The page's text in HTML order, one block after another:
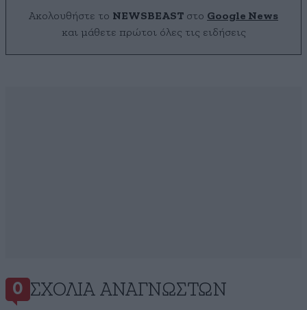
Ακολουθήστε το NEWSBEAST στο Google News
και μάθετε πρώτοι όλες τις ειδήσεις
0 ΣΧΌΛΙΑ ΑΝΑΓΝΩΣΤΏΝ